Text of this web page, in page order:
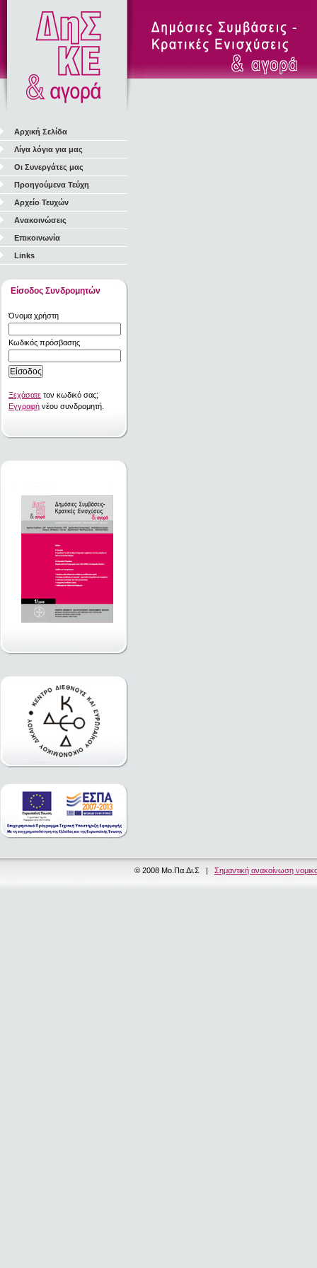
Αρχική Σελίδα
Λίγα λόγια για μας
Οι Συνεργάτες μας
Προηγούμενα Τεύχη
Αρχείο Τευχών
Ανακοινώσεις
Επικοινωνία
Links
Είσοδος Συνδρομητών
Όνομα χρήστη
Κωδικός πρόσβασης
Ξεχάσατε τον κωδικό σας;
Εγγραφή νέου συνδρομητή.
© 2008 Μο.Πα.Δι.Σ | Σημαντική ανακοίνωση